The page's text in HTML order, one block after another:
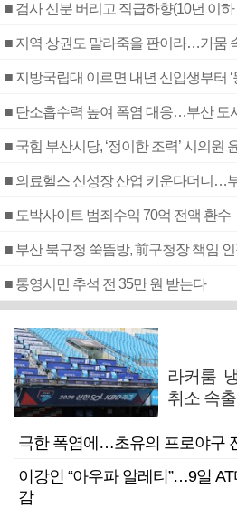
■ 지역 상권도 말라죽을 판이라…가뭄
■ 지방국립대 이르면 내년 신입생부터 ‘
■ 탄소흡수력 높여 폭염 대응…부산 도
■ 의료헬스 신성장 산업 키운다더니…
■ 도박사이트 범죄수익 70억 전액 환수
■ 부산 북구청 쑥뜸방, 前구청장 책임
■ 통영시민 추석 전 35만 원 받는다
라커룸
취소 속
극한 폭염에…초유의 프로야구
이강인 “아우파 알레티”…9일
감